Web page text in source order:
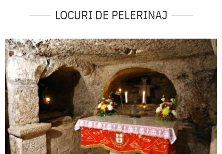
LOCURI DE PELERINAJ